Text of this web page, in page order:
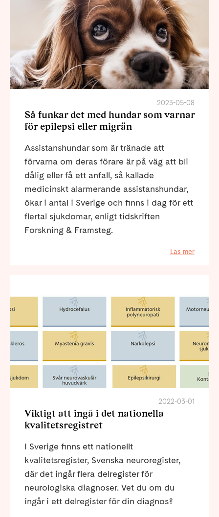
2023-05-08
Så funkar det med hundar som varnar
för epilepsi eller migrän
Assistanshundar som är tränade att
förvarna om deras förare är på väg att bli
dålig eller få ett anfall, så kallade
medicinskt alarmerande assistanshundar,
ökar i antal i Sverige och finns i dag för ett
flertal sjukdomar, enligt tidskriften
Forskning & Framsteg.
Läs mer
2022-03-01
Viktigt att ingå i det nationella
kvalitetsregistret
I Sverige finns ett nationellt
kvalitetsregister, Svenska neuroregister,
där det ingår flera delregister för
neurologiska diagnoser. Vet du om du
ingår i ett delregister för din diagnos?